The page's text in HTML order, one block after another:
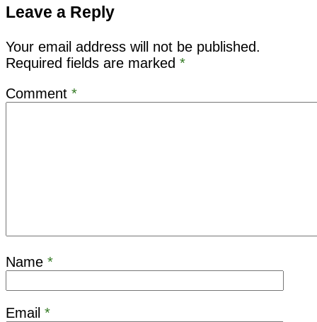
Leave a Reply
Your email address will not be published.
Required fields are marked *
Comment *
Name *
Email *